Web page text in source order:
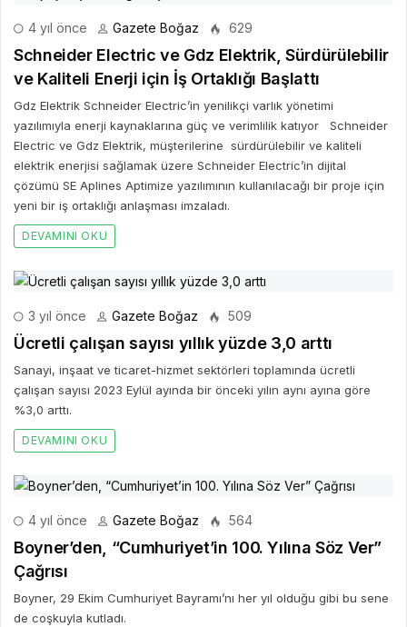
4 yıl önce Gazete Boğaz 629
Schneider Electric ve Gdz Elektrik, Sürdürülebilir
ve Kaliteli Enerji için İş Ortaklığı Başlattı
Gdz Elektrik Schneider Electric’in yenilikçi varlık yönetimi
yazılımıyla enerji kaynaklarına güç ve verimlilik katıyor Schneider
Electric ve Gdz Elektrik, müşterilerine sürdürülebilir ve kaliteli
elektrik enerjisi sağlamak üzere Schneider Electric’in dijital
çözümü SE Aplines Aptimize yazılımının kullanılacağı bir proje için
yeni bir iş ortaklığı anlaşması imzaladı.
DEVAMINI OKU
3 yıl önce Gazete Boğaz 509
Ücretli çalışan sayısı yıllık yüzde 3,0 arttı
Sanayi, inşaat ve ticaret-hizmet sektörleri toplamında ücretli
çalışan sayısı 2023 Eylül ayında bir önceki yılın aynı ayına göre
%3,0 arttı.
DEVAMINI OKU
4 yıl önce Gazete Boğaz 564
Boyner’den, “Cumhuriyet’in 100. Yılına Söz Ver”
Çağrısı
Boyner, 29 Ekim Cumhuriyet Bayramı’nı her yıl olduğu gibi bu sene
de coşkuyla kutladı.